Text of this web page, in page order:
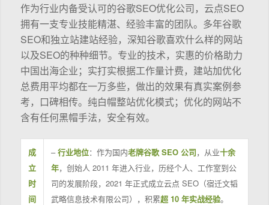
作为行业内备受认可的谷歌SEO优化公司，云点SEO
拥有一支专业技能精湛、经验丰富的团队。多年谷歌
SEO和独立站建站经验，深知谷歌喜欢什么样的网站
以及SEO的种种细节。专业的技术，实惠的价格助力
中国出海企业；实打实根据工作量计费，建站加优化
总费用平均都在一万多些，做出的效果有真实案例参
考，口碑相传。纯白帽整站优化模式；优化的网站不
含有任何黑帽手法，安全有效。
成
立
时
间
–行业地位：作为国内老牌谷歌 SEO 公司，从业十余
年，创始人 2011 年进入行业，历经个人、工作室到公
司的发展阶段，2021 年正式成立云点 SEO（宿迁文韬
武略信息技术有限公司），积累超 10 年实战经验。